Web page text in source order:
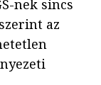
nek sincs
az